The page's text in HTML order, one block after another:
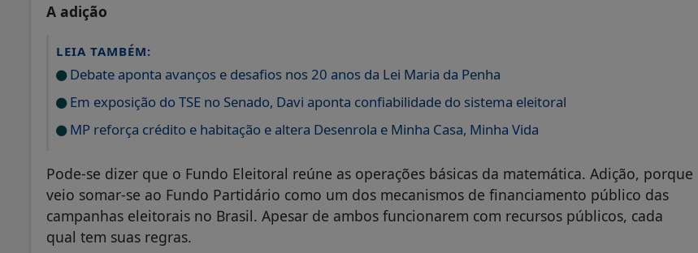
A adição
LEIA TAMBÉM:
Debate aponta avanços e desafios nos 20 anos da Lei Maria da Penha
Em exposição do TSE no Senado, Davi aponta confiabilidade do sistema eleitoral
MP reforça crédito e habitação e altera Desenrola e Minha Casa, Minha Vida
Pode-se dizer que o Fundo Eleitoral reúne as operações básicas da matemática. Adição, porque
veio somar-se ao Fundo Partidário como um dos mecanismos de financiamento público das
campanhas eleitorais no Brasil. Apesar de ambos funcionarem com recursos públicos, cada
qual tem suas regras.